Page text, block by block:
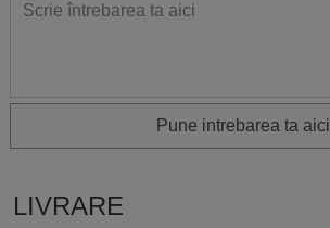
Pune intrebarea ta aici
LIVRARE